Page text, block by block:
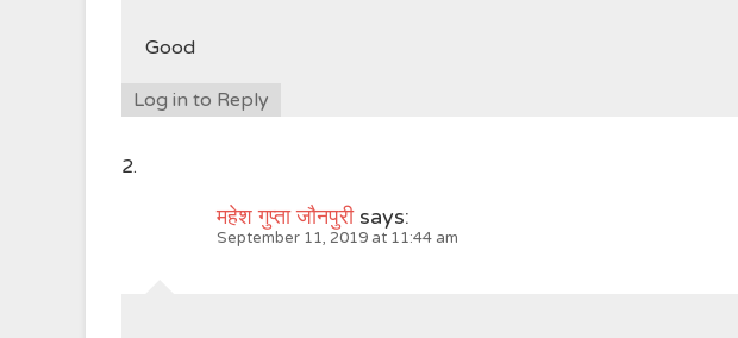
Good
Log in to Reply
महेश गुप्ता जौनपुरी says:
September 11, 2019 at 11:44 am